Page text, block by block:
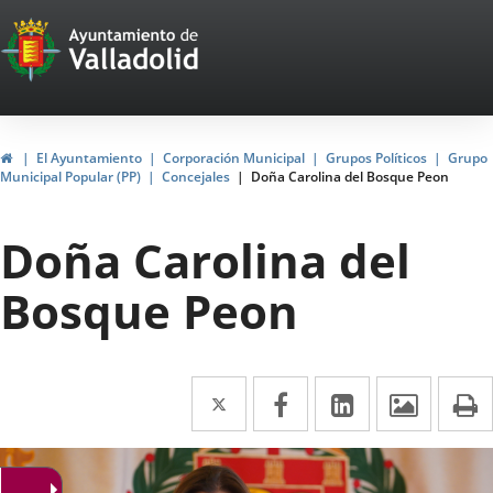
Portal
Web
del
Ayuntamiento
de
Valladolid
InicioEl Ayuntamiento Corporación Municipal Grupos Políticos
Grupo
Municipal Popular (PP)
Concejales Doña Carolina del Bosque Peon
Doña Carolina del
Bosque Peon
Twitter
Enlace
a
una
Facebook
Enlace
a
una
LinkedIn
Enlace
a
una